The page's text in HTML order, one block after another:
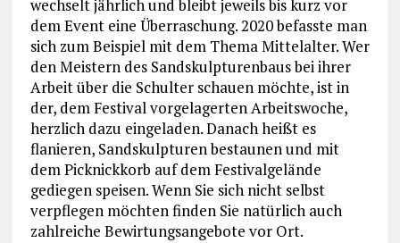
wechselt jährlich und bleibt jeweils bis kurz vor
dem Event eine Überraschung. 2020 befasste man
sich zum Beispiel mit dem Thema Mittelalter. Wer
den Meistern des Sandskulpturenbaus bei ihrer
Arbeit über die Schulter schauen möchte, ist in
der, dem Festival vorgelagerten Arbeitswoche,
herzlich dazu eingeladen. Danach heißt es
flanieren, Sandskulpturen bestaunen und mit
dem Picknickkorb auf dem Festivalgelände
gediegen speisen. Wenn Sie sich nicht selbst
verpflegen möchten finden Sie natürlich auch
zahlreiche Bewirtungsangebote vor Ort.